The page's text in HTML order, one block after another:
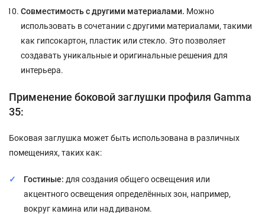
Совместимость с другими материалами. Можно
использовать в сочетании с другими материалами, такими
как гипсокартон, пластик или стекло. Это позволяет
создавать уникальные и оригинальные решения для
интерьера.
Применение боковой заглушки профиля Gamma
35:
Боковая заглушка может быть использована в различных
помещениях, таких как:
Гостиные: для создания общего освещения или
акцентного освещения определённых зон, например,
вокруг камина или над диваном.